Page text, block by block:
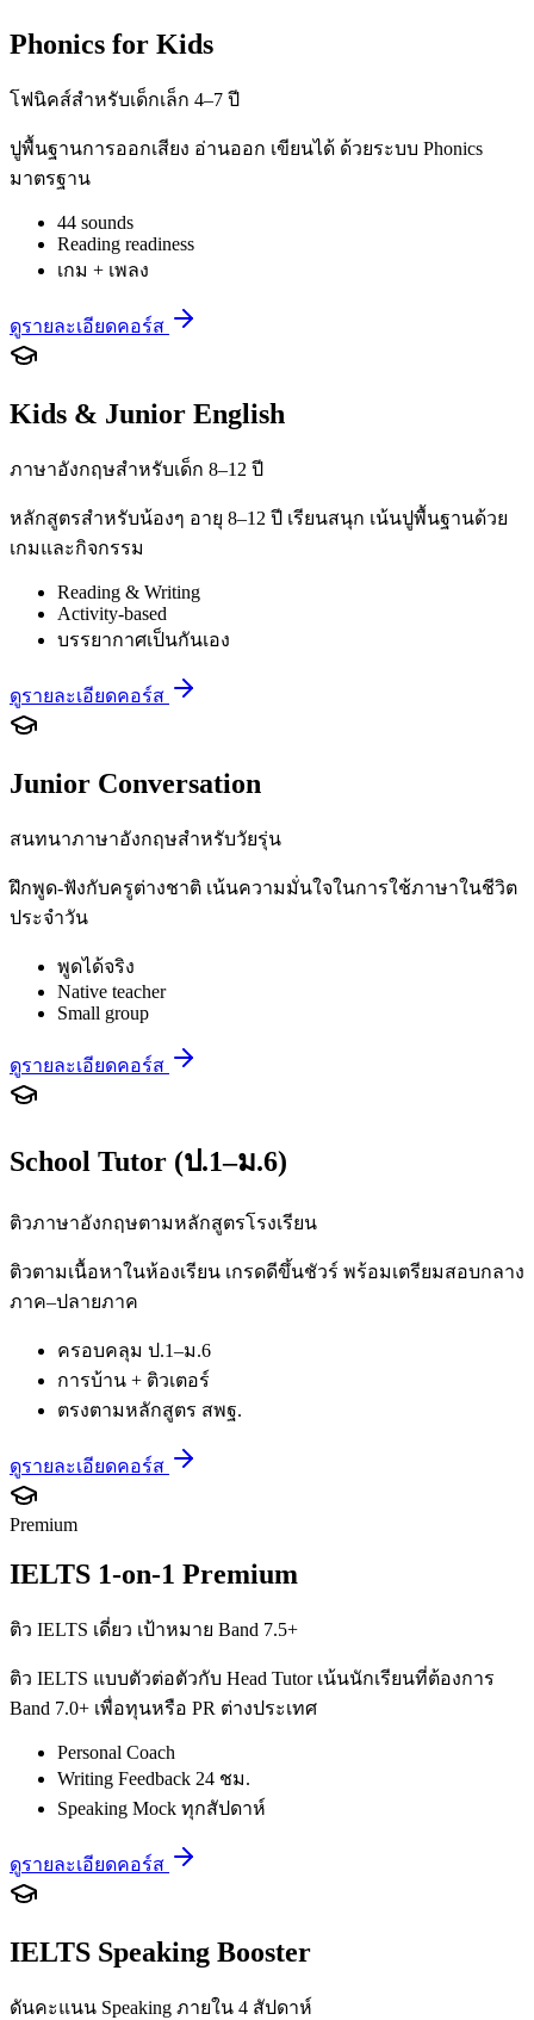
Phonics for Kids
โฟนิคส์สำหรับเด็กเล็ก 4–7 ปี
ปูพื้นฐานการออกเสียง อ่านออก เขียนได้ ด้วยระบบ Phonics
มาตรฐาน
44 sounds
Reading readiness
เกม + เพลง
ดูรายละเอียดคอร์ส
Kids & Junior English
ภาษาอังกฤษสำหรับเด็ก 8–12 ปี
หลักสูตรสำหรับน้องๆ อายุ 8–12 ปี เรียนสนุก เน้นปูพื้นฐานด้วย
เกมและกิจกรรม
Reading & Writing
Activity-based
บรรยากาศเป็นกันเอง
ดูรายละเอียดคอร์ส
Junior Conversation
สนทนาภาษาอังกฤษสำหรับวัยรุ่น
ฝึกพูด-ฟังกับครูต่างชาติ เน้นความมั่นใจในการใช้ภาษาในชีวิต
ประจำวัน
พูดได้จริง
Native teacher
Small group
ดูรายละเอียดคอร์ส
School Tutor (ป.1–ม.6)
ติวภาษาอังกฤษตามหลักสูตรโรงเรียน
ติวตามเนื้อหาในห้องเรียน เกรดดีขึ้นชัวร์ พร้อมเตรียมสอบกลาง
ภาค–ปลายภาค
ครอบคลุม ป.1–ม.6
การบ้าน + ติวเตอร์
ตรงตามหลักสูตร สพฐ.
ดูรายละเอียดคอร์ส
Premium
IELTS 1-on-1 Premium
ติว IELTS เดี่ยว เป้าหมาย Band 7.5+
ติว IELTS แบบตัวต่อตัวกับ Head Tutor เน้นนักเรียนที่ต้องการ
Band 7.0+ เพื่อทุนหรือ PR ต่างประเทศ
Personal Coach
Writing Feedback 24 ชม.
Speaking Mock ทุกสัปดาห์
ดูรายละเอียดคอร์ส
IELTS Speaking Booster
ดันคะแนน Speaking ภายใน 4 สัปดาห์